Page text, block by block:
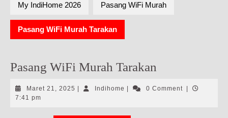
My IndiHome 2026 Pasang WiFi Murah
Pasang WiFi Murah Tarakan
Pasang WiFi Murah Tarakan
Maret 21, 2025 Maret
Indihome Indihome0 Comment
7:41 pm